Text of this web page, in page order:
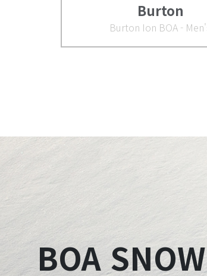
Burton
Burton Ion BOA -
BOA